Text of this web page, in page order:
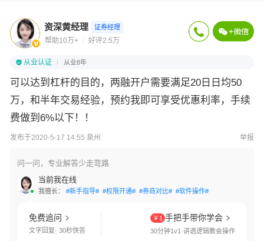
资深黄经理 证券经理
帮助10万+ 好评2.5万
从业认证 从业8年
可以达到杠杆的目的，两融开户需要满足20日日均50
万，和半年交易经验，预约我即可享受优惠利率，手续
费做到6%以下！！
发布于2020-5-17 14:55 泉州 举报
问一问，专业解答少走弯路
当前我在线
我擅长： #新手指导# #权限开通# #券商对比# #软件操作#
免费追问
文字回复· 30秒快答
￥1 手把手带你学会
30分钟1v1·讲透逻辑教会操作